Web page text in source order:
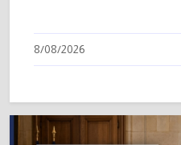
8/08/2026